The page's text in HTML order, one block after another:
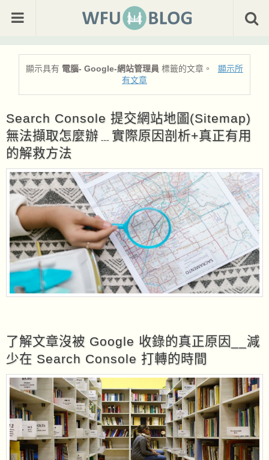
顯示具有 電腦- Google-網站管理員 標籤的文章。
顯示所
有文章
Search Console 提交網站地圖(Sitemap)
無法擷取怎麼辦﹍實際原因剖析+真正有用
的解救方法
了解文章沒被 Google 收錄的真正原因__減
少在 Search Console 打轉的時間